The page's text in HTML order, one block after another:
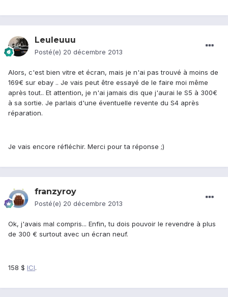
Leuleuuu
Posté(e) 20 décembre 2013
Alors, c'est bien vitre et écran, mais je n'ai pas trouvé à moins de
169€ sur ebay .. Je vais peut être essayé de le faire moi même
après tout.. Et attention, je n'ai jamais dis que j'aurai le S5 à 300€
à sa sortie. Je parlais d'une éventuelle revente du S4 après
réparation.
Je vais encore réfléchir. Merci pour ta réponse ;)
franzyroy
Posté(e) 20 décembre 2013
Ok, j'avais mal compris... Enfin, tu dois pouvoir le revendre à plus
de 300 € surtout avec un écran neuf.
158 $ ICI.